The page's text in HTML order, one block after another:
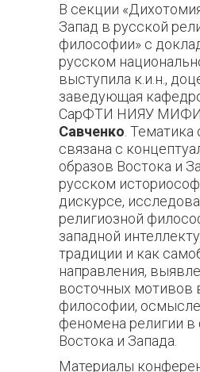
В секции
Запад в русской
философии» с
русском
выступила к.и.н.,
заведующая
СарФТИ НИЯУ МИФИ
Савченко .
связана с
образов Востока и
русском
дискурсе,
религиозной
западной
традиции и как
направления,
восточных мотивов
философии,
феномена религии
Востока и Запада.
Материалы